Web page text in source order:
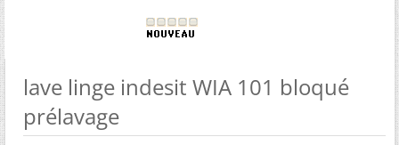
lave linge indesit WIA 101 bloqué
prélavage